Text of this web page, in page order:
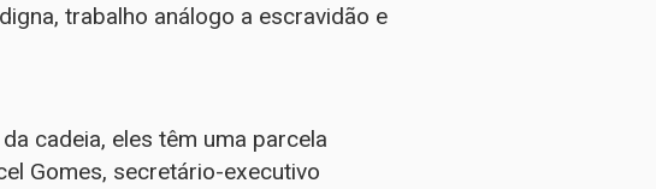
trabalho análogo a escravidão e
cadeia, eles têm uma parcela
Gomes, secretário-executivo